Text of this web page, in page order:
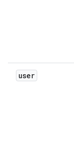
user